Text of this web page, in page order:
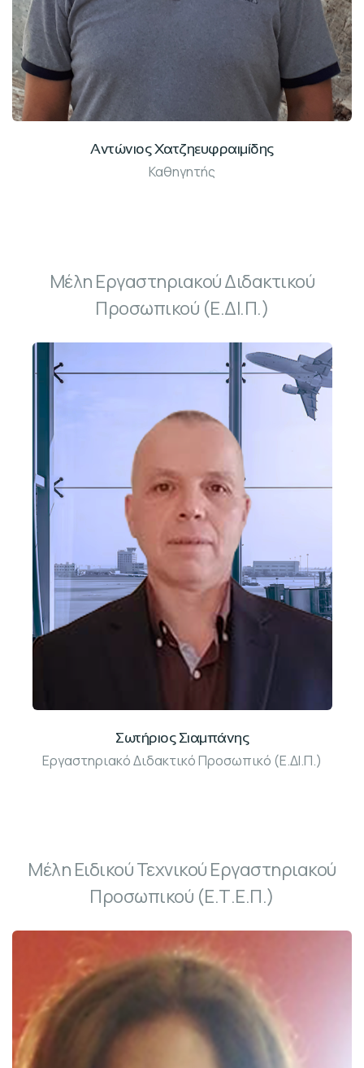
Αντώνιος Χατζηευφραιμίδης
Καθηγητής
Μέλη Εργαστηριακού Διδακτικού
Προσωπικού (Ε.ΔΙ.Π.)
Σωτήριος Σιαμπάνης
Εργαστηριακό Διδακτικό Προσωπικό (Ε.ΔΙ.Π.)
Μέλη Ειδικού Τεχνικού Εργαστηριακού
Προσωπικού (Ε.Τ.Ε.Π.)